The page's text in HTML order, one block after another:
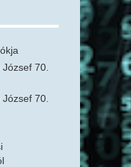
70.
70.